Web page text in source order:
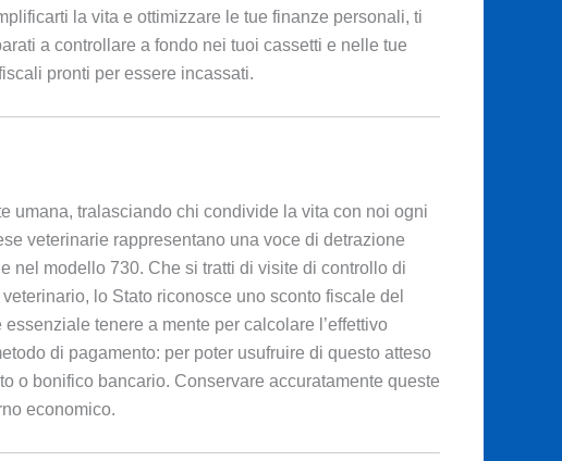
la vita e ottimizzare le tue finanze personali, ti
a controllare a fondo nei tuoi cassetti e nelle tue
pronti per essere incassati.
umana, tralasciando chi condivide la vita con noi ogni
veterinarie rappresentano una voce di detrazione
nel modello 730. Che si tratti di visite di controllo di
lo Stato riconosce uno sconto fiscale del
tenere a mente per calcolare l’effettivo
di pagamento: per poter usufruire di questo atteso
o bonifico bancario. Conservare accuratamente queste
economico.